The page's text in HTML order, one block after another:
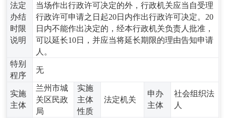
法定
办结
时限
说明
当场作出行政许可决定的外，行政机关应当自受理
行政许可申请之日起‌20日内‌作出行政许可决定。20
日内不能作出决定的，经本行政机关负责人批准，
可以延长10日，并应当将延长期限的理由告知申请
人。
特别
程序
无
实施
主体
兰州市城
关区民政
局
实施
主体
性质
法定机关
申办
主体
社会组织法
人